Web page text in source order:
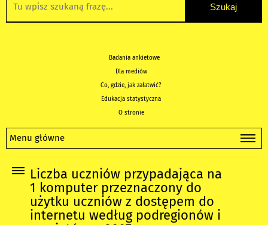
Badania ankietowe
Dla mediów
Co, gdzie, jak załatwić?
Edukacja statystyczna
O stronie
Menu główne
Liczba uczniów przypadająca na
1 komputer przeznaczony do
użytku uczniów z dostępem do
internetu według podregionów i